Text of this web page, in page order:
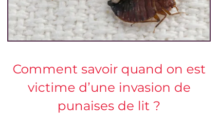
Comment savoir quand on est
victime d’une invasion de
punaises de lit ?